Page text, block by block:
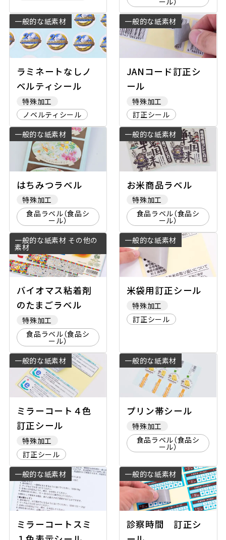
一般的な紙素材
ラミネートなしノ
ベルティシール
特殊加工
ノベルティシール
一般的な紙素材
JANコード訂正シ
ール
特殊加工
訂正シール
一般的な紙素材
はちみつラベル
特殊加工
食品ラベル（食品シ
ール）
一般的な紙素材
お米商品ラベル
特殊加工
食品ラベル（食品シ
ール）
一般的な紙素材 その他の
素材
バイオマス粘着剤
のたまごラベル
特殊加工
食品ラベル（食品シ
ール）
一般的な紙素材
米袋用訂正シール
特殊加工
訂正シール
一般的な紙素材
ミラーコート４色
訂正シール
特殊加工
訂正シール
一般的な紙素材
プリン帯シール
特殊加工
食品ラベル（食品シ
ール）
一般的な紙素材
ミラーコートスミ
一般的な紙素材
診察時間 訂正シ